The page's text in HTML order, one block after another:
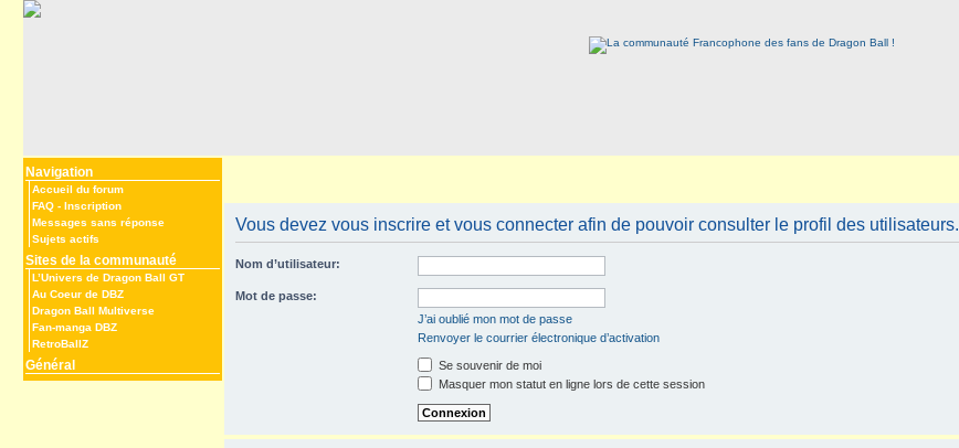
Navigation
Accueil du forum
FAQ - Inscription
Messages sans réponse
Sujets actifs
Sites de la communauté
L’Univers de Dragon Ball GT
Au Coeur de DBZ
Dragon Ball Multiverse
Fan-manga DBZ
RetroBallZ
Général
Vous devez vous inscrire et vous connecter afin de pouvoir consulter le profil des utilisateurs.
Nom d’utilisateur:
Mot de passe:
J’ai oublié mon mot de passe
Renvoyer le courrier électronique d’activation
Se souvenir de moi
Masquer mon statut en ligne lors de cette session